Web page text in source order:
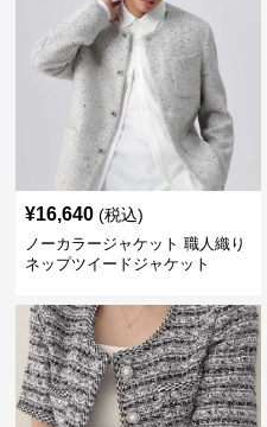
¥16,640 (税込)
ノーカラージャケット 職人織り
ネップツイードジャケット